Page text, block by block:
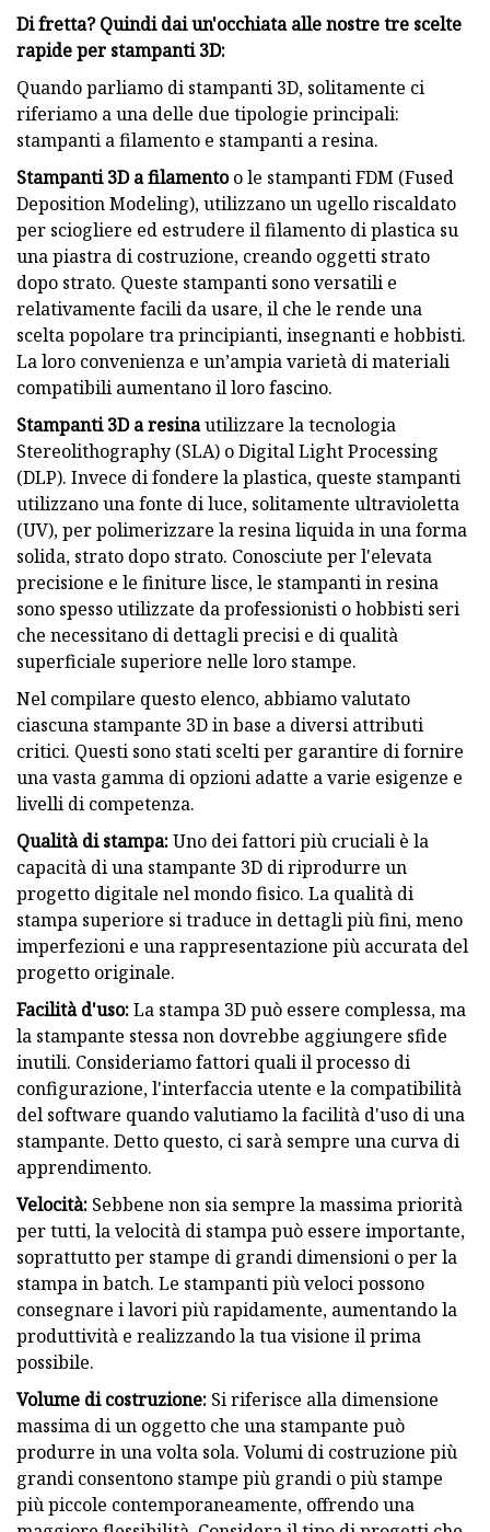
Di fretta? Quindi dai un'occhiata alle nostre tre scelte
rapide per stampanti 3D:
Quando parliamo di stampanti 3D, solitamente ci
riferiamo a una delle due tipologie principali:
stampanti a filamento e stampanti a resina.
Stampanti 3D a filamentoo le stampanti FDM (Fused
Deposition Modeling), utilizzano un ugello riscaldato
per sciogliere ed estrudere il filamento di plastica su
una piastra di costruzione, creando oggetti strato
dopo strato. Queste stampanti sono versatili e
relativamente facili da usare, il che le rende una
scelta popolare tra principianti, insegnanti e hobbisti.
La loro convenienza e un’ampia varietà di materiali
compatibili aumentano il loro fascino.
Stampanti 3D a resinautilizzare la tecnologia
Stereolithography (SLA) o Digital Light Processing
(DLP). Invece di fondere la plastica, queste stampanti
utilizzano una fonte di luce, solitamente ultravioletta
(UV), per polimerizzare la resina liquida in una forma
solida, strato dopo strato. Conosciute per l'elevata
precisione e le finiture lisce, le stampanti in resina
sono spesso utilizzate da professionisti o hobbisti seri
che necessitano di dettagli precisi e di qualità
superficiale superiore nelle loro stampe.
Nel compilare questo elenco, abbiamo valutato
ciascuna stampante 3D in base a diversi attributi
critici. Questi sono stati scelti per garantire di fornire
una vasta gamma di opzioni adatte a varie esigenze e
livelli di competenza.
Qualità di stampa:Uno dei fattori più cruciali è la
capacità di una stampante 3D di riprodurre un
progetto digitale nel mondo fisico. La qualità di
stampa superiore si traduce in dettagli più fini, meno
imperfezioni e una rappresentazione più accurata del
progetto originale.
Facilità d'uso:La stampa 3D può essere complessa, ma
la stampante stessa non dovrebbe aggiungere sfide
inutili. Consideriamo fattori quali il processo di
configurazione, l'interfaccia utente e la compatibilità
del software quando valutiamo la facilità d'uso di una
stampante. Detto questo, ci sarà sempre una curva di
apprendimento.
Velocità: Sebbene non sia sempre la massima priorità
per tutti, la velocità di stampa può essere importante,
soprattutto per stampe di grandi dimensioni o per la
stampa in batch. Le stampanti più veloci possono
consegnare i lavori più rapidamente, aumentando la
produttività e realizzando la tua visione il prima
possibile.
Volume di costruzione: Si riferisce alla dimensione
massima di un oggetto che una stampante può
produrre in una volta sola. Volumi di costruzione più
grandi consentono stampe più grandi o più stampe
più piccole contemporaneamente, offrendo una